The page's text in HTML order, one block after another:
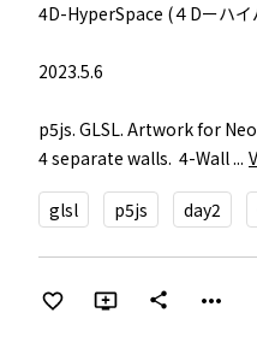
4D-HyperSpace (４Dーハイ
2023.5.6
p5js. GLSL. Artwork for
4 separate walls.  4-Wall ...
glsl p5js day2
share more_horiz